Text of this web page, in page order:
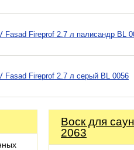
Fireprof 2.7 л палисандр BL
Fireprof 2.7 л серый BL 0056
Воск для
2063